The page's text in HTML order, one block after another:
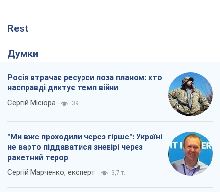
Rest
Думки
Росія втрачає ресурси поза планом: хто
насправді диктує темп війни
Сергій Місюра 39
"Ми вже проходили через гірше": Україні
не варто піддаватися зневірі через
ракетний терор
Сергій Марченко, експерт 3,7 т.